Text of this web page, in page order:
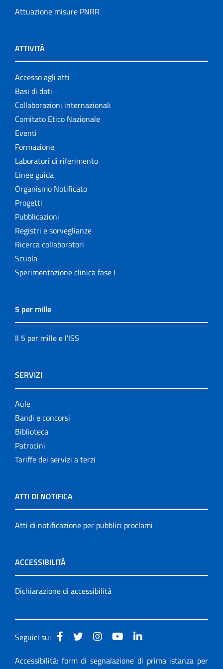
Attuazione misure PNRR
ATTIVITÀ
Accesso agli atti
Basi di dati
Collaborazioni internazionali
Comitato Etico Nazionale
Eventi
Formazione
Laboratori di riferimento
Linee guida
Organismo Notificato
Progetti
Pubblicazioni
Registri e sorveglianze
Ricerca collaboratori
Scuola
Sperimentazione clinica fase I
5 per mille
Il 5 per mille e l'ISS
SERVIZI
Aule
Bandi e concorsi
Biblioteca
Patrocini
Tariffe dei servizi a terzi
ATTI DI NOTIFICA
Atti di notificazione per pubblici proclami
ACCESSIBILITÀ
Dichiarazione di accessibilità
Seguici su:
Accessibilità: form di segnalazione di prima istanza per